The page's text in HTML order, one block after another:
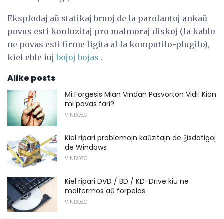
Eksplodaj aŭ statikaj bruoj de la parolantoj ankaŭ
povus esti konfuzitaj pro malmoraj diskoj (la kablo
ne povas esti firme ligita al la komputilo-plugilo),
kiel eble iujbojoj bojas .
Alike posts
Mi Forgesis Mian Vindan Pasvorton Vidi! Kion
mi povas fari?
VINDOZO
Kiel ripari problemojn kaŭzitajn de ĝisdatigoj
de Windows
VINDOZO
Kiel ripari DVD / BD / KD-Drive kiu ne
malfermos aŭ forpelos
VINDOZO